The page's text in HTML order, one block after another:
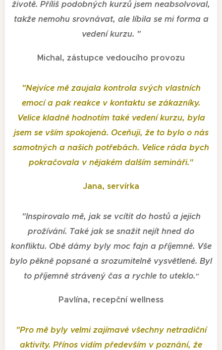
životě. Příliš podobných kurzů jsem neabsolvoval,
takže nemohu srovnávat, ale líbila se mi forma a
vedení kurzu. "
Michal, zástupce vedoucího provozu
"Nejvíce mě zaujala kontrola svých vlastních
emocí a pak reakce v kontaktu se zákazníky.
Velice kladně hodnotím také vedení kurzu, byla
jsem se vším spokojená. Oceňuji, že to bylo o nás
samotných a našich potřebách. Velice ráda bych
pokračovala v nějakém dalším semináři."
Jana, servírka
"Inspirovalo mě, jak se vcítit do hostů a jejich
prožívání. Také jak se snažit nejít hned do
konfliktu. Obě dámy byly moc fajn a příjemné. Vše
bylo pěkně popsané a srozumitelně vysvětlené. Byl
to příjemně strávený čas a rychle to uteklo."
Pavlína, recepční wellness
"Pro mě byly velmi zajímavé všechny netradiční
aktivity. Přínos vidím především v poznání, že